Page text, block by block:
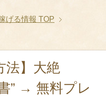
げる情報 TOP
法】大絶
” → 無料プレ